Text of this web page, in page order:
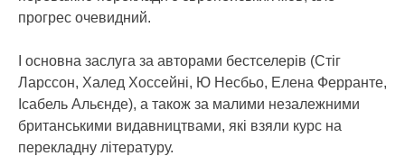
прогрес очевидний.
І основна заслуга за авторами бестселерів (Стіг
Ларссон, Халед Хоссейні, Ю Несбьо, Елена Ферранте,
Ісабель Альєнде), а також за малими незалежними
британськими видавництвами, які взяли курс на
перекладну літературу.